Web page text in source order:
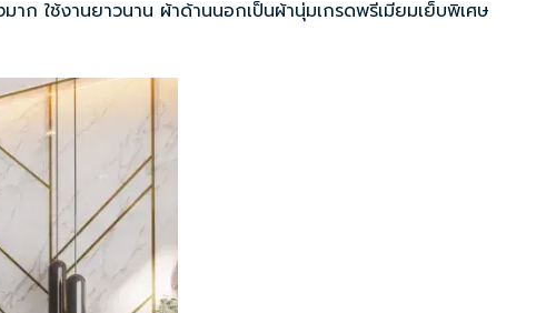
ใช้งานยาวนาน ผ้าด้านนอกเป็นผ้านุ่มเกรดพรีเมียมเย็บพิเศษ